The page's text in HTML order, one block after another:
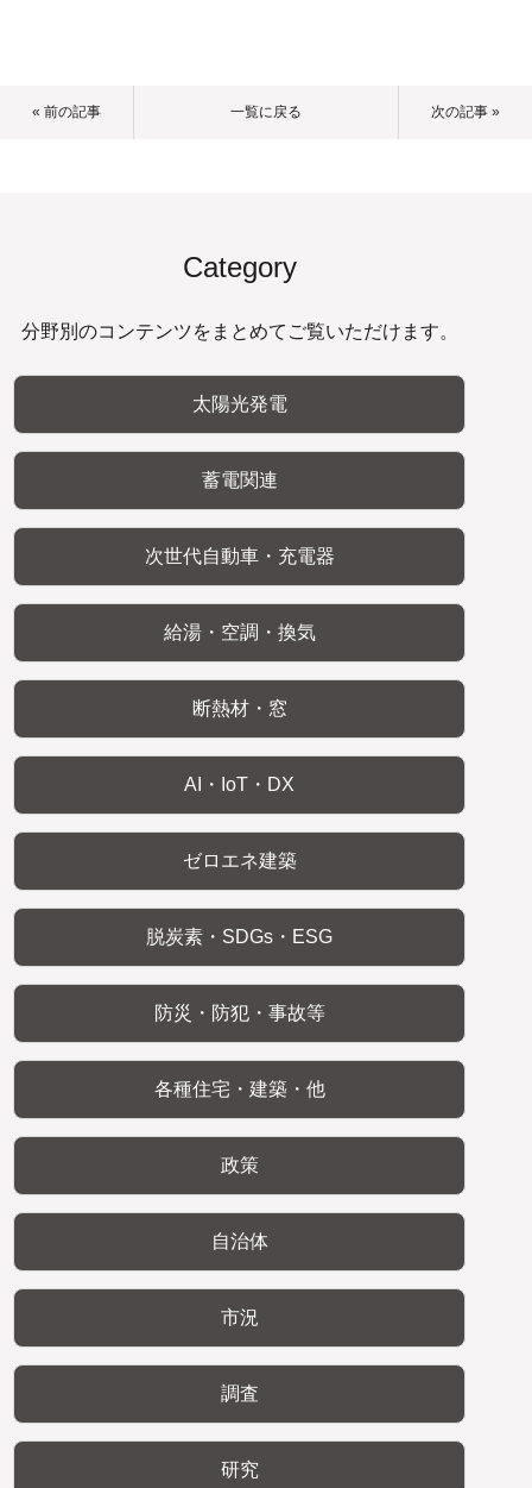
« 前の記事 一覧に戻る 次の記事 »
Category
分野別のコンテンツをまとめてご覧いただけます。
太陽光発電
蓄電関連
次世代自動車・充電器
給湯・空調・換気
断熱材・窓
AI・IoT・DX
ゼロエネ建築
脱炭素・SDGs・ESG
防災・防犯・事故等
各種住宅・建築・他
政策
自治体
市況
調査
研究